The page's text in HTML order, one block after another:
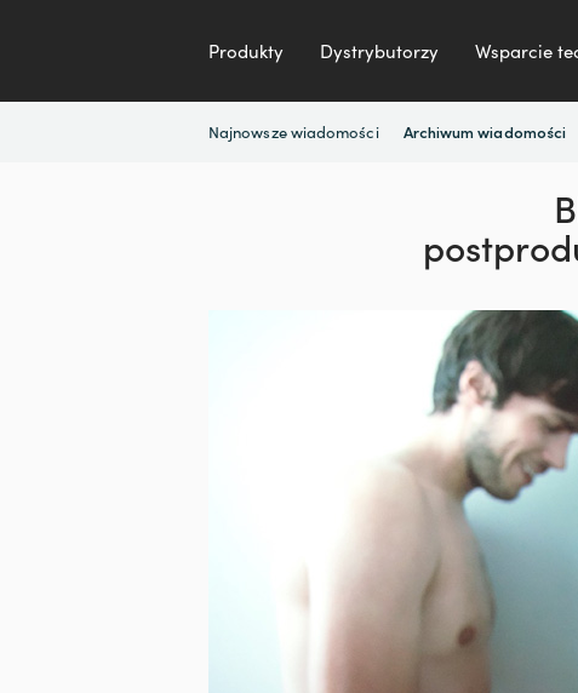
Produkty Dystrybutorzy Wsparcie
Najnowsze wiadomości Archiwum wiadomości